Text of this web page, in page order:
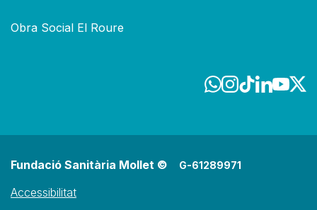
Obra Social El Roure
Fundació Sanitària Mollet © G-61289971
Accessibilitat